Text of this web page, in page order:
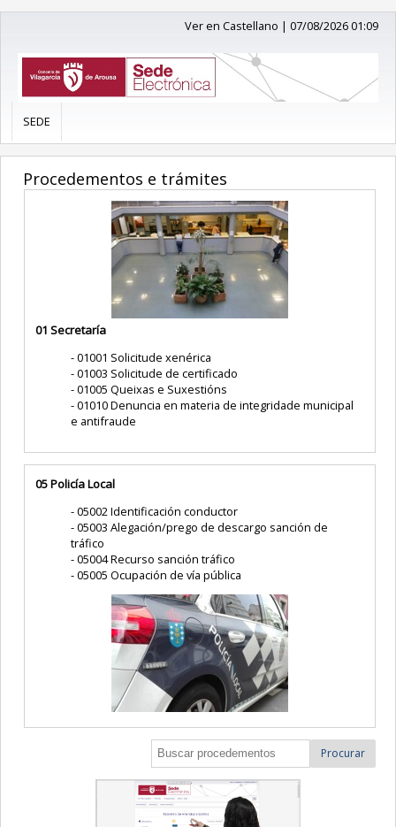
Ver en Castellano |07/08/2026 01:09
SEDE
Procedementos e trámites
01 Secretaría
01001 Solicitude xenérica
01003 Solicitude de certificado
01005 Queixas e Suxestións
01010 Denuncia en materia de integridade municipal
e antifraude
05 Policía Local
05002 Identificación conductor
05003 Alegación/prego de descargo sanción de
tráfico
05004 Recurso sanción tráfico
05005 Ocupación de vía pública
Procurar